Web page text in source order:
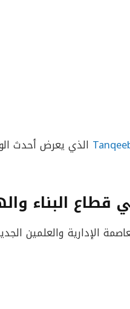
الذي يعرض أحدث
البناء
الإدارية والعلمين